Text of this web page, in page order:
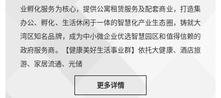
业孵化服务为核心，提供公寓租赁服务及配套商业，打造集
办公、孵化、生活休闲于一体的智慧化产业生态圈，铸就大
湾区知名品牌，成为中小微企业优选智慧园区和值得信赖的
政府服务商。【健康美好生活事业群】依托大健康、酒店旅
游、家居流通、光储
更多详情